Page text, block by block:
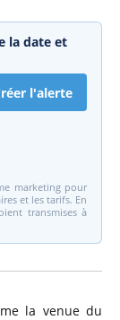
la date et
l'alerte
marketing pour
et les tarifs. En
transmises à
la venue du